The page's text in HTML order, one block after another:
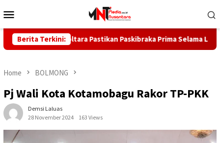
to
Menu
Berita Terkini:
Kadis Boltara Pastikan Paskibraka Prima Selama Latihan
Home BOLMONG
Pj Wali Kota Kotamobagu Rakor TP-PKK
Demsi Laluas
28 November 2024
163 Views